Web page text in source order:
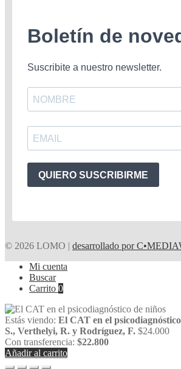
Boletín de
Suscribite a nuestro newsletter.
QUIERO SUSCRIBIRME
© 2026 LOMO | desarrollado por
Mi cuenta
Buscar
Carrito 0
Estás viendo: El CAT en el
S., Verthelyi, R. y Rodríguez, F. $24.000
Con transferencia: $22.800
Añadir al carrito